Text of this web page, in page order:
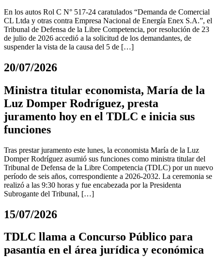
En los autos Rol C N° 517-24 caratulados “Demanda de Comercial
CL Ltda y otras contra Empresa Nacional de Energía Enex S.A.”, el
Tribunal de Defensa de la Libre Competencia, por resolución de 23
de julio de 2026 accedió a la solicitud de los demandantes, de
suspender la vista de la causa del 5 de […]
20/07/2026
Ministra titular economista, María de la
Luz Domper Rodríguez, presta
juramento hoy en el TDLC e inicia sus
funciones
Tras prestar juramento este lunes, la economista María de la Luz
Domper Rodríguez asumió sus funciones como ministra titular del
Tribunal de Defensa de la Libre Competencia (TDLC) por un nuevo
período de seis años, correspondiente a 2026-2032. La ceremonia se
realizó a las 9:30 horas y fue encabezada por la Presidenta
Subrogante del Tribunal, […]
15/07/2026
TDLC llama a Concurso Público para
pasantía en el área jurídica y económica